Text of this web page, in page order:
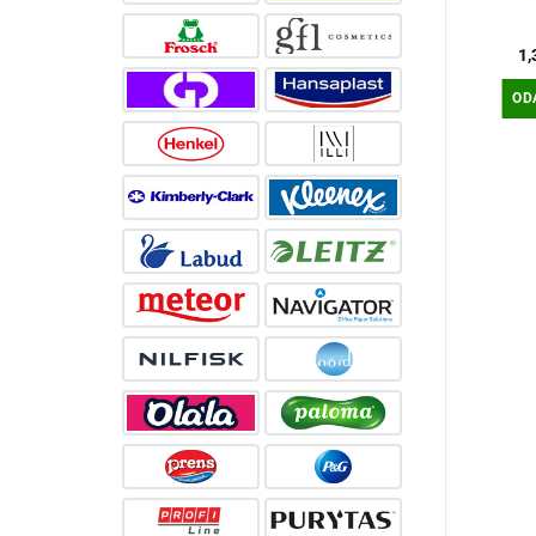
8X5X225/1 1SL
BIJELA
86,25€
DODAJ U
KOŠARICU
9,70€
DODAJ U
KOŠARICU